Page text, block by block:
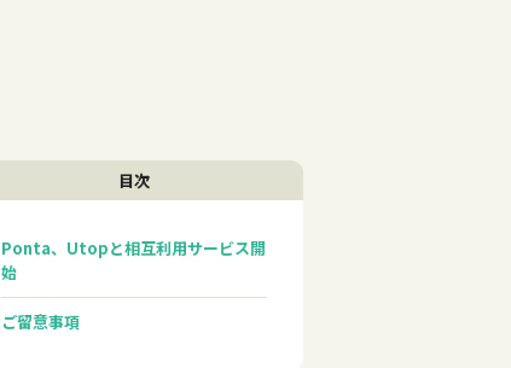
目次
Ponta、Utopと相互利用サービス開
始
ご留意事項